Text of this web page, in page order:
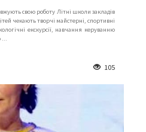
свою роботу Літні школи закладів
чекають творчі майстерні, спортивні
екскурсії, навчання керуванню
...
105